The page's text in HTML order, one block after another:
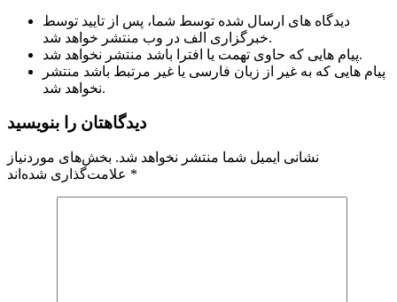
دیدگاه های ارسال شده توسط شما، پس از تایید توسط
خبرگزاری الف در وب منتشر خواهد شد.
پیام هایی که حاوی تهمت یا افترا باشد منتشر نخواهد شد.
پیام هایی که به غیر از زبان فارسی یا غیر مرتبط باشد منتشر
نخواهد شد.
دیدگاهتان را بنویسید
نشانی ایمیل شما منتشر نخواهد شد. بخش‌های موردنیاز
*